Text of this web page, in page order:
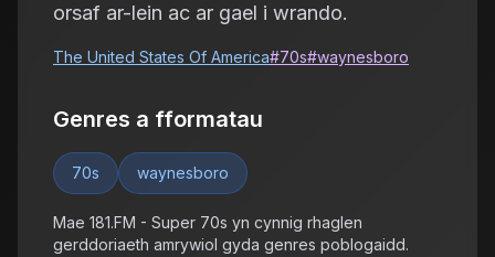
orsaf ar-lein ac ar gael i wrando.
The United States Of America#70s#waynesboro
Genres a fformatau
70s waynesboro
Mae 181.FM - Super 70s yn cynnig rhaglen
gerddoriaeth amrywiol gyda genres poblogaidd.